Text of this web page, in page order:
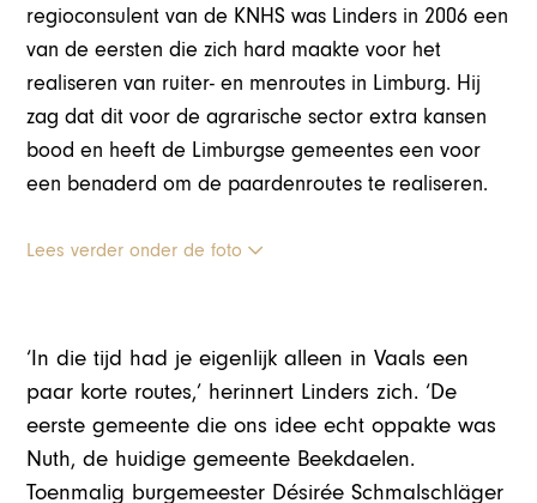
regioconsulent van de KNHS was Linders in 2006 een
van de eersten die zich hard maakte voor het
realiseren van ruiter- en menroutes in Limburg. Hij
zag dat dit voor de agrarische sector extra kansen
bood en heeft de Limburgse gemeentes een voor
een benaderd om de paardenroutes te realiseren.
Lees verder onder de foto
‘In die tijd had je eigenlijk alleen in Vaals een
paar korte routes,’ herinnert Linders zich. ‘De
eerste gemeente die ons idee echt oppakte was
Nuth, de huidige gemeente Beekdaelen.
Toenmalig burgemeester Désirée Schmalschläger